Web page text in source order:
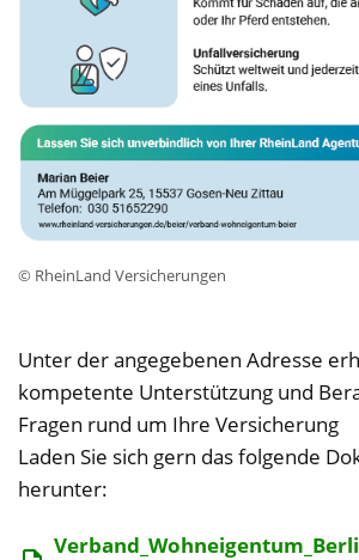
© RheinLand Versicherungen
Unter der angegebenen Adresse
kompetente Unterstützung und
Fragen rund um Ihre Versicherung
Laden Sie sich gern das folgende
herunter: